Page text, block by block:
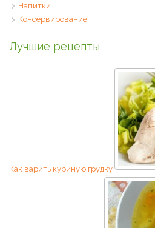
Напитки
Консервирование
Лучшие рецепты
Как варить куриную грудку